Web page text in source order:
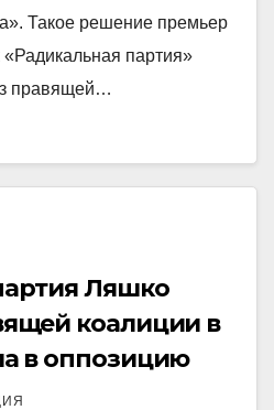
Такое решение премьер
«Радикальная партия»
правящей…
Ляшко
коалиции в
в оппозицию